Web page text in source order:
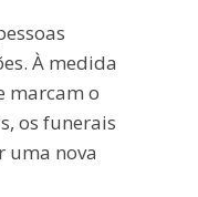
À medida
marcam o
os funerais
uma nova